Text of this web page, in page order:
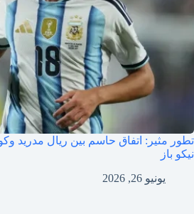
تطور مثير: اتفاق حاسم بين ريال مدريد
نيكو باز
يونيو 26, 2026